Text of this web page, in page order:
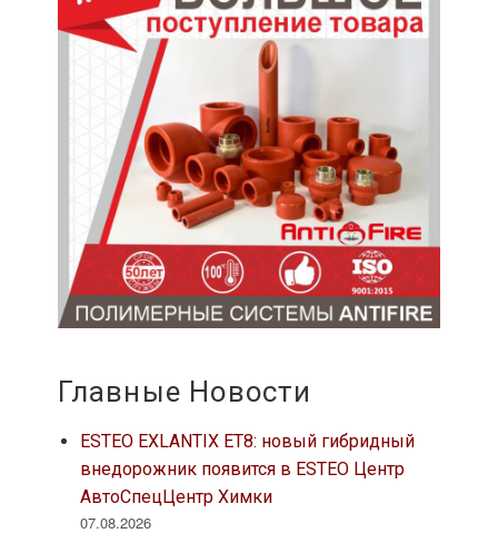
внедорожник появится в ESTEO Центр
АвтоСпецЦентр Химки
07.08.2026
ESTEO V-серия: в России появится новая
линейка премиальных внедорожников
ESTEO, представленного в ГК
АвтоСпецЦентр
07.08.2026
5 вещей, которые нужно знать об уходе за
ламинатом дома
07.08.2026
апартаментам: предложение сократилось
07.08.2026
В центре Москвы продается квартира в
доме 1785 года: число предложений